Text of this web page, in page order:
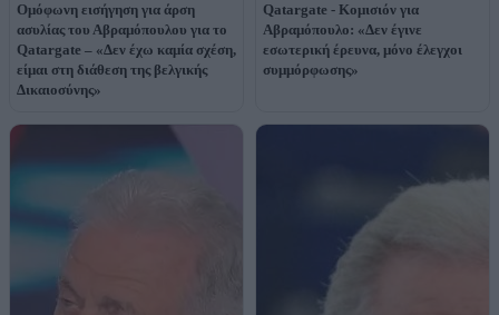
Ομόφωνη εισήγηση για άρση
ασυλίας του Αβραμόπουλου για το
Qatargate – «Δεν έχω καμία σχέση,
είμαι στη διάθεση της βελγικής
Δικαιοσύνης»
Qatargate - Κομισιόν για
Αβραμόπουλο: «Δεν έγινε
εσωτερική έρευνα, μόνο έλεγχοι
συμμόρφωσης»